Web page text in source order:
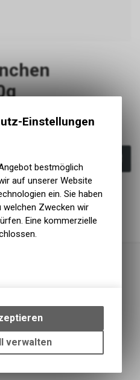
Einstellungen
bestmöglich
auf unserer Website
ein. Sie haben
welchen Zwecken wir
Eine kommerzielle
Interaktionen und
auf Ihrem Gerät,
unseres Online-
zu
verwalten